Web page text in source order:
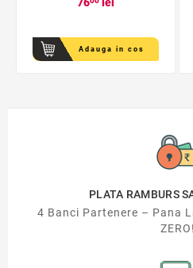
Adauga in cos
PLATA RAMBURS
4 Banci Partenere – Pana
ZERO!